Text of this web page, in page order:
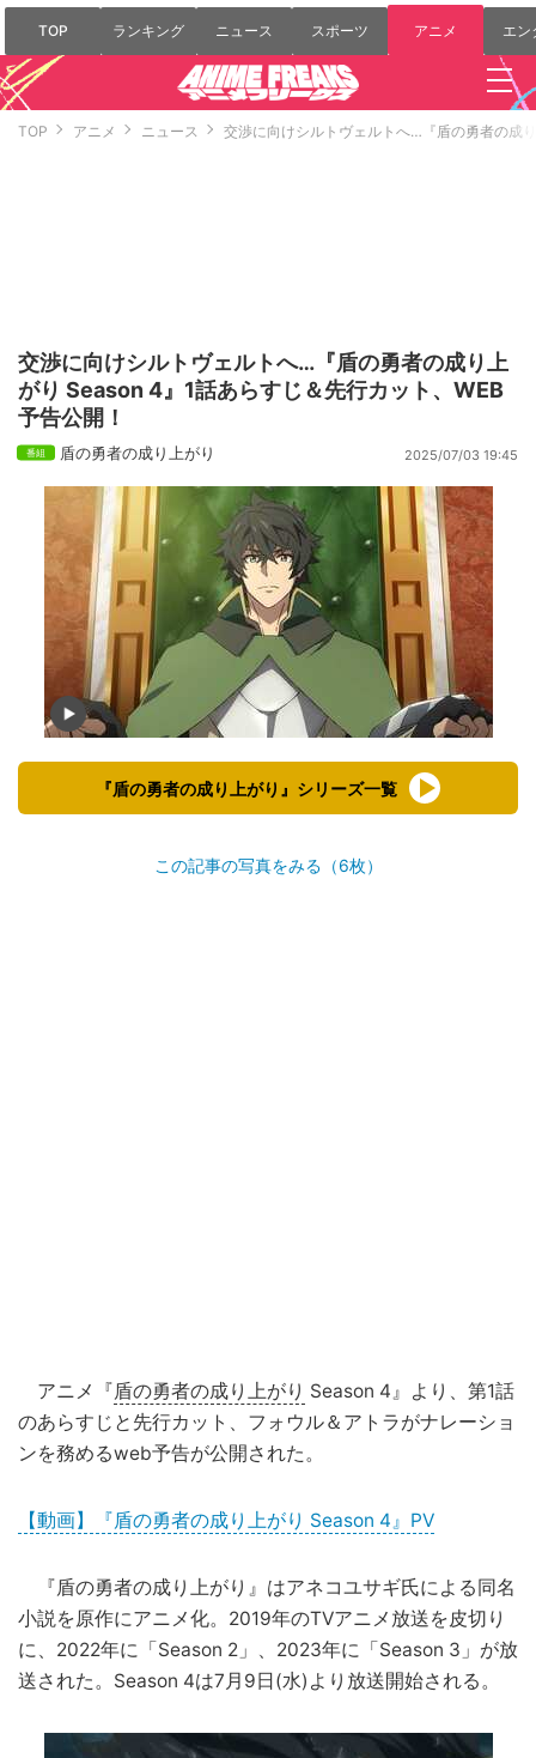
TOP ランキング ニュース スポーツ アニメ エン
TOP アニメ ニュース 交渉に向けシルトヴェルトへ…『盾の勇者の成
交渉に向けシルトヴェルトへ…『盾の勇者の成り上
がり Season 4』1話あらすじ＆先行カット、WEB
予告公開！
盾の勇者の成り上がり 2025/07/03 19:45
『盾の勇者の成り上がり』シリーズ一覧
この記事の写真をみる（6枚）
アニメ『盾の勇者の成り上がり Season 4』より、第1話
のあらすじと先行カット、フォウル＆アトラがナレーショ
ンを務めるweb予告が公開された。
【動画】『盾の勇者の成り上がり Season 4』PV
『盾の勇者の成り上がり』はアネコユサギ氏による同名
小説を原作にアニメ化。2019年のTVアニメ放送を皮切り
に、2022年に「Season 2」、2023年に「Season 3」が放
送された。Season 4は7月9日(水)より放送開始される。